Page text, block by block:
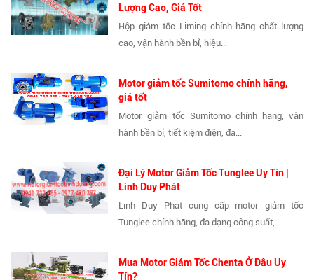
Lượng Cao, Giá Tốt
Hộp giảm tốc Liming chính hãng chất lượng
cao, vận hành bền bỉ, hiệu...
Motor giảm tốc Sumitomo chính hãng,
giá tốt
Motor giảm tốc Sumitomo chính hãng, vận
hành bền bỉ, tiết kiệm điện, đa...
Đại Lý Motor Giảm Tốc Tunglee Uy Tín |
Linh Duy Phát
Linh Duy Phát cung cấp motor giảm tốc
Tunglee chính hãng, đa dạng công suất,...
Mua Motor Giảm Tốc Chenta Ở Đâu Uy
Tín?